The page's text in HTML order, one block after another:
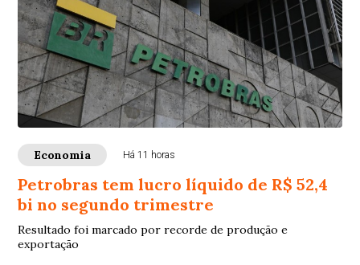
Economia Há 11 horas
Petrobras tem lucro líquido de R$ 52,4
bi no segundo trimestre
Resultado foi marcado por recorde de produção e
exportação